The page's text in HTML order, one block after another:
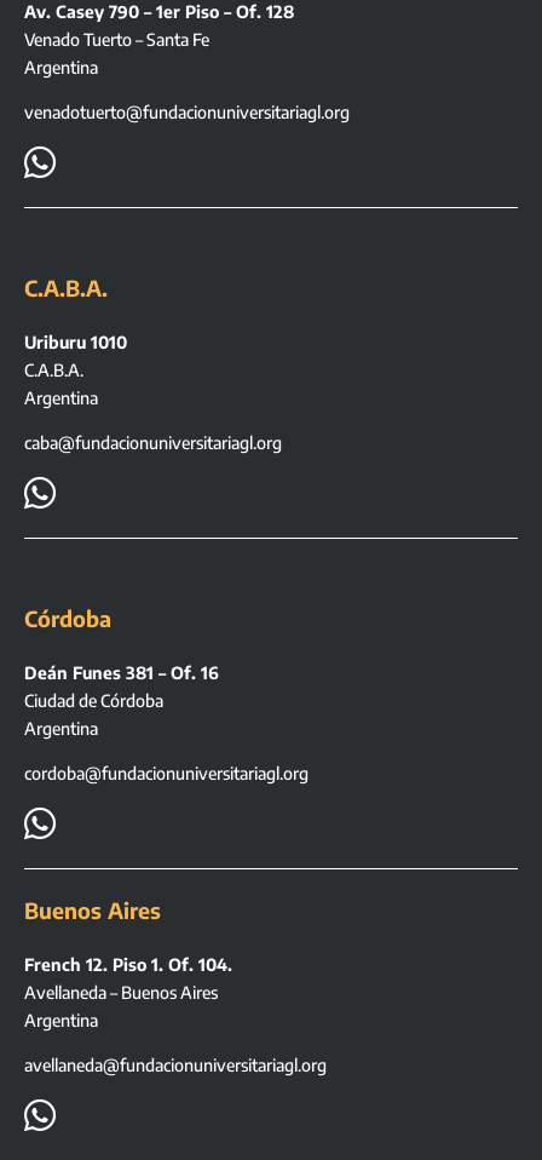
Av. Casey 790 – 1er Piso – Of. 128
Venado Tuerto – Santa Fe
Argentina
venadotuerto@fundacionuniversitariagl.org

C.A.B.A.
Uriburu 1010
C.A.B.A.
Argentina
caba@fundacionuniversitariagl.org

Córdoba
Deán Funes 381 – Of. 16
Ciudad de Córdoba
Argentina
cordoba@fundacionuniversitariagl.org

Buenos Aires
French 12. Piso 1. Of. 104.
Avellaneda – Buenos Aires
Argentina
avellaneda@fundacionuniversitariagl.org
